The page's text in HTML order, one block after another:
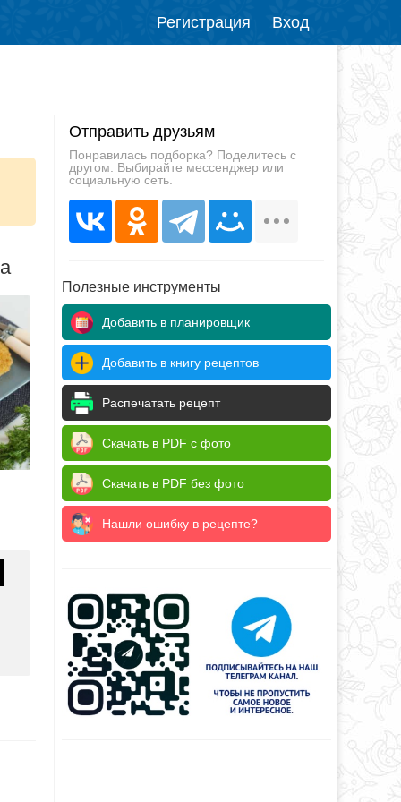
Регистрация Вход
Отправить друзьям
Понравилась подборка? Поделитесь с
другом. Выбирайте мессенджер или
социальную сеть.
Полезные инструменты
Добавить в планировщик
Добавить в книгу рецептов
Распечатать рецепт
Скачать в PDF с фото
Скачать в PDF без фото
Нашли ошибку в рецепте?